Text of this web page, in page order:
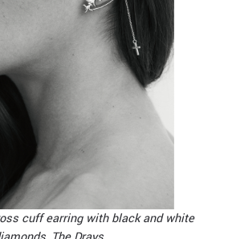
cuff earring with black and white